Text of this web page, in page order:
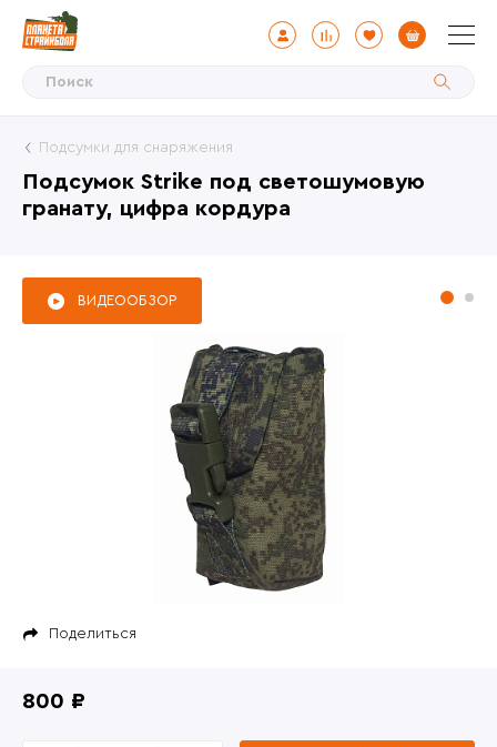
Подсумок Strike под светошумовую
гранату, цифра кордура
Подсумки для снаряжения
Поделиться
ВИДЕООБЗОР
800 ₽